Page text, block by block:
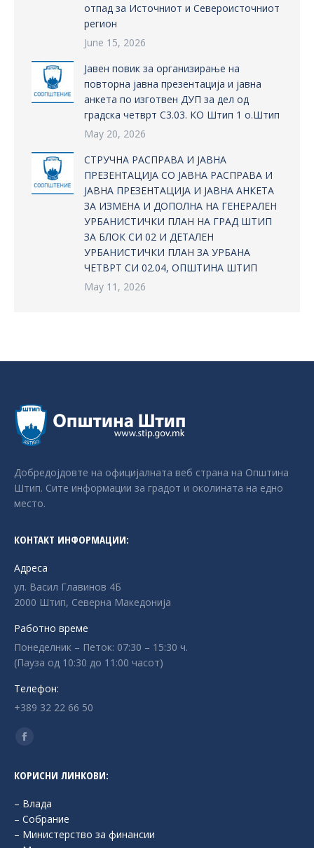
отпад за Источниот и Североисточниот
регион
June 15, 2026
Јавен повик за организирање на
повторна јавна презентација и јавна
анкета по изготвен ДУП за дел од
градска четврт С3.03. КО Штип 1 о.Штип
May 20, 2026
СТРУЧНА РАСПРАВА И ЈАВНА
ПРЕЗЕНТАЦИЈА СО ЈАВНА РАСПРАВА И
ЈАВНА ПРЕЗЕНТАЦИЈА И ЈАВНА АНКЕТА
ЗА ИЗМЕНА И ДОПОЛНА НА ГЕНЕРАЛЕН
УРБАНИСТИЧКИ ПЛАН НА ГРАД ШТИП
ЗА БЛОК СИ 02 И ДЕТАЛЕН
УРБАНИСТИЧКИ ПЛАН ЗА УРБАНА
ЧЕТВРТ СИ 02.04, ОПШТИНА ШТИП
May 11, 2026
Добредојдовте на официјалната веб страна на Општина
Штип. Сите информации за градот и околината на едно
место.
КОНТАКТ ИНФОРМАЦИИ:
Адреса
ул. Васил Главинов 4Б
2000 Штип, Северна Македонија
Работно време
Понеделник – Петок: 07:30 – 15:30 ч.
(Пауза од 10:30 до 11:00 часот)
Телефон:
+389 32 22 66 50
Find us on:
Facebook
opens
in
new
window
КОРИСНИ ЛИНКОВИ:
– Влада
– Собрание
– Министерство за финансии